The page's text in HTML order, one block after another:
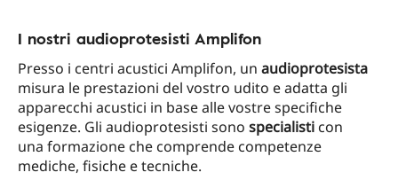
I nostri audioprotesisti Amplifon
Presso i centri acustici Amplifon, un audioprotesista
misura le prestazioni del vostro udito e adatta gli
apparecchi acustici in base alle vostre specifiche
esigenze. Gli audioprotesisti sono specialisti con
una formazione che comprende competenze
mediche, fisiche e tecniche.